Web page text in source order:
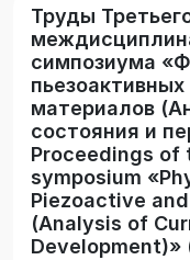
Труды
симпозиума
материалов
состояния и
Proceedings of
symposium
Piezoactive
(Analysis of
Development)»